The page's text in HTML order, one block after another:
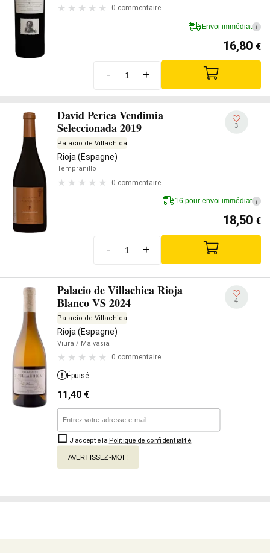
0 commentaire
Envoi immédiat i
16,80 €
- +
David Perica Vendimia
Seleccionada 2019
Palacio de Villachica
Rioja (Espagne)
Tempranillo
0 commentaire
3
16 pour envoi immédiat i
18,50 €
- +
Palacio de Villachica Rioja
Blanco VS 2024
Palacio de Villachica
Rioja (Espagne)
Viura / Malvasia
0 commentaire
4
Épuisé
11,40 €
J'accepte la Politique de confidentialité
AVERTISSEZ-MOI !